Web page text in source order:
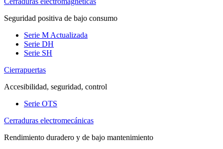
Seguridad positiva de bajo consumo
Serie M Actualizada
Serie DH
Serie SH
Cierrapuertas
Accesibilidad, seguridad, control
Serie OTS
Cerraduras electromecánicas
Rendimiento duradero y de bajo mantenimiento